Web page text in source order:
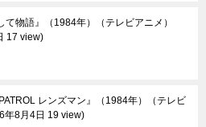
て物語』（1984年）（テレビアニメ）
17 view
レンズマン』（1984年）（テレビ
年8月4日 19 view